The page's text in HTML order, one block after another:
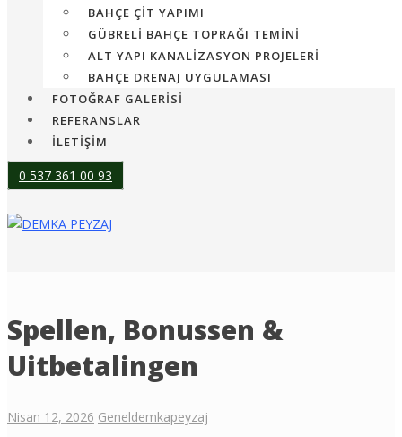
BAHÇE ÇIT YAPIMI
GÜBRELI BAHÇE TOPRAĞI TEMINI
ALT YAPI KANALIZASYON PROJELERI
BAHÇE DRENAJ UYGULAMASI
FOTOĞRAF GALERİSİ
REFERANSLAR
İLETİŞİM
0 537 361 00 93
Spellen, Bonussen &
Uitbetalingen
Nisan 12, 2026 Geneldemkapeyzaj